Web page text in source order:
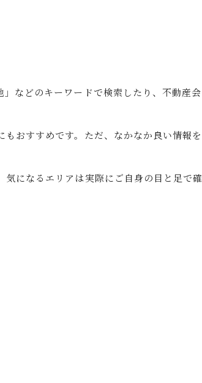
などのキーワードで検索したり、不動産会
おすすめです。ただ、なかなか良い情報を
になるエリアは実際にご自身の目と足で確